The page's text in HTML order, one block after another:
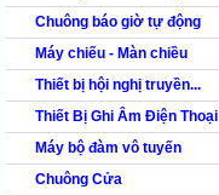
Chuông báo giờ tự động
Máy chiếu - Màn chiều
Thiết bị hội nghị truyền...
Thiết Bị Ghi Âm Điện Thoại
Máy bộ đàm vô tuyến
Chuông Cửa